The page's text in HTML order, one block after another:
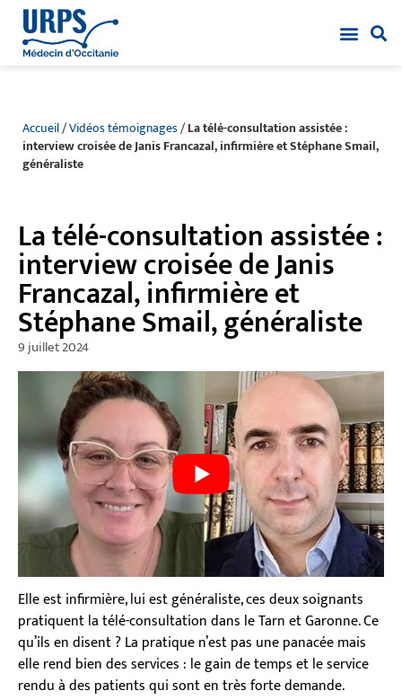
Accueil/Vidéos témoignages/La télé-consultation assistée :
interview croisée de Janis Francazal, infirmière et Stéphane Smail,
généraliste
La télé-consultation assistée :
interview croisée de Janis
Francazal, infirmière et
Stéphane Smail, généraliste
9 juillet 2024
Elle est infirmière, lui est généraliste, ces deux soignants
pratiquent la télé-consultation dans le Tarn et Garonne. Ce
qu’ils en disent ? La pratique n’est pas une panacée mais
elle rend bien des services : le gain de temps et le service
rendu à des patients qui sont en très forte demande.